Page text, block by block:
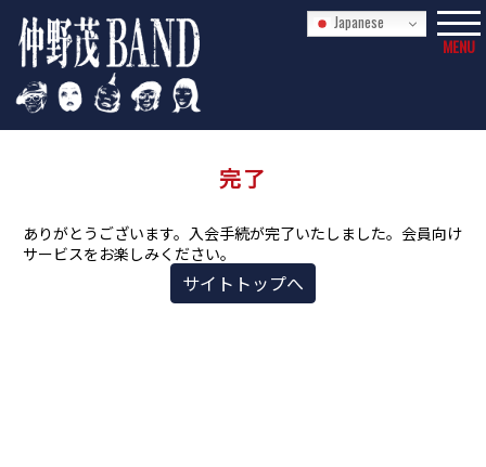
MENU
完了
ありがとうございます。入会手続が完了いたしました。会員向け
サービスをお楽しみください。
サイトトップへ
Japanese